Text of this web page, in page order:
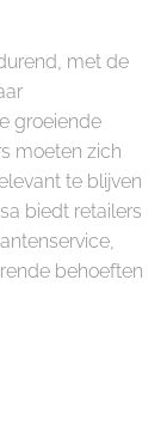
met de
groeiende
moeten zich
te blijven
biedt retailers
behoeften